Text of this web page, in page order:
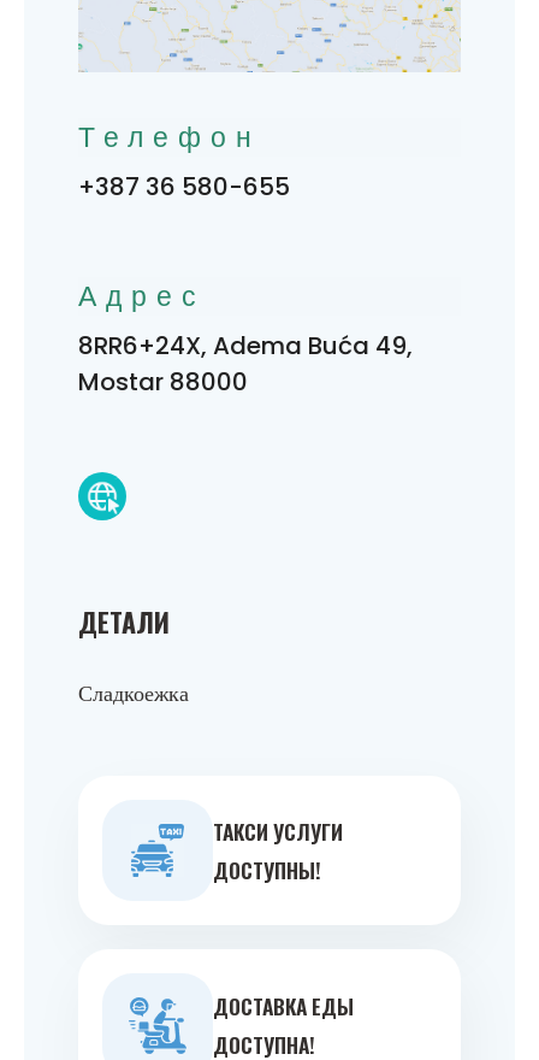
ДЕТАЛИ
Сладкоежка
ТАКСИ УСЛУГИ
ДОСТУПНЫ!
ДОСТАВКА ЕДЫ
ДОСТУПНА!
Телефон
+387 36 580-655
Адрес
8RR6+24X, Adema Buća 49,
Mostar 88000